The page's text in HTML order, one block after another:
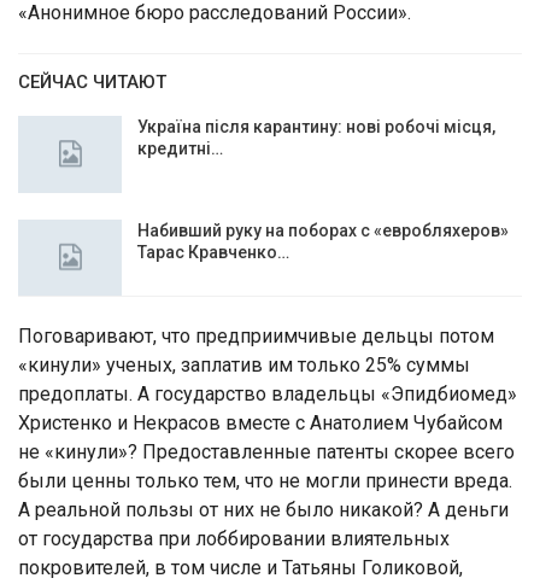
«Анонимное бюро расследований России».
СЕЙЧАС ЧИТАЮТ
Україна після карантину: нові робочі місця,
кредитні…
Набивший руку на поборах с «евробляхеров»
Тарас Кравченко…
Поговаривают, что предприимчивые дельцы потом
«кинули» ученых, заплатив им только 25% суммы
предоплаты. А государство владельцы «Эпидбиомед»
Христенко и Некрасов вместе с Анатолием Чубайсом
не «кинули»? Предоставленные патенты скорее всего
были ценны только тем, что не могли принести вреда.
А реальной пользы от них не было никакой? А деньги
от государства при лоббировании влиятельных
покровителей, в том числе и Татьяны Голиковой,